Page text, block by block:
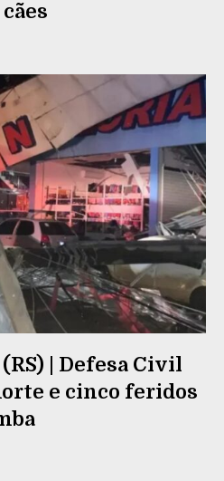
| Defesa Civil
e cinco feridos